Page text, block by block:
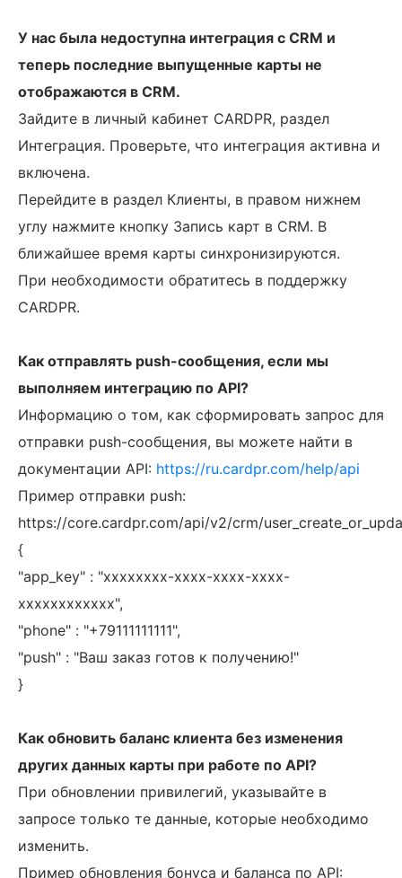
У нас была недоступна интеграция с CRM и
теперь последние выпущенные карты не
отображаются в CRM.
Зайдите в личный кабинет CARDPR, раздел
Интеграция. Проверьте, что интеграция активна и
включена.
Перейдите в раздел Клиенты, в правом нижнем
углу нажмите кнопку Запись карт в CRM. В
ближайшее время карты синхронизируются.
При необходимости обратитесь в поддержку
CARDPR.
Как отправлять push-сообщения, если мы
выполняем интеграцию по API?
Информацию о том, как сформировать запрос для
отправки push-сообщения, вы можете найти в
документации API: https://ru.cardpr.com/help/api
Пример отправки push:
https://core.cardpr.com/api/v2/crm/
{
"app_key" : "xxxxxxxx-xxxx-xxxx-xxxx-
xxxxxxxxxxxx",
"phone" : "+79111111111",
"push" : "Ваш заказ готов к получению!"
}
Как обновить баланс клиента без изменения
других данных карты при работе по API?
При обновлении привилегий, указывайте в
запросе только те данные, которые необходимо
изменить.
Пример обновления бонуса и баланса по API: